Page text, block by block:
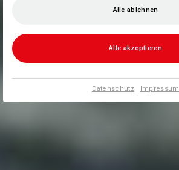
Alle ablehnen
Alle akzeptieren
Datenschutz| Impressum